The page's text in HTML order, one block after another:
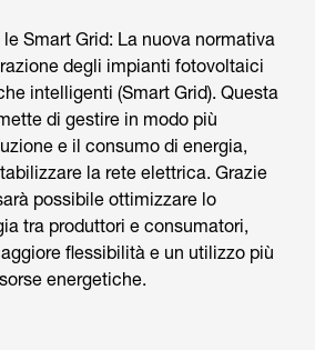
Smart Grid: La nuova normativa
degli impianti fotovoltaici
intelligenti (Smart Grid). Questa
di gestire in modo più
e il consumo di energia,
la rete elettrica. Grazie
possibile ottimizzare lo
tra produttori e consumatori,
flessibilità e un utilizzo più
energetiche.